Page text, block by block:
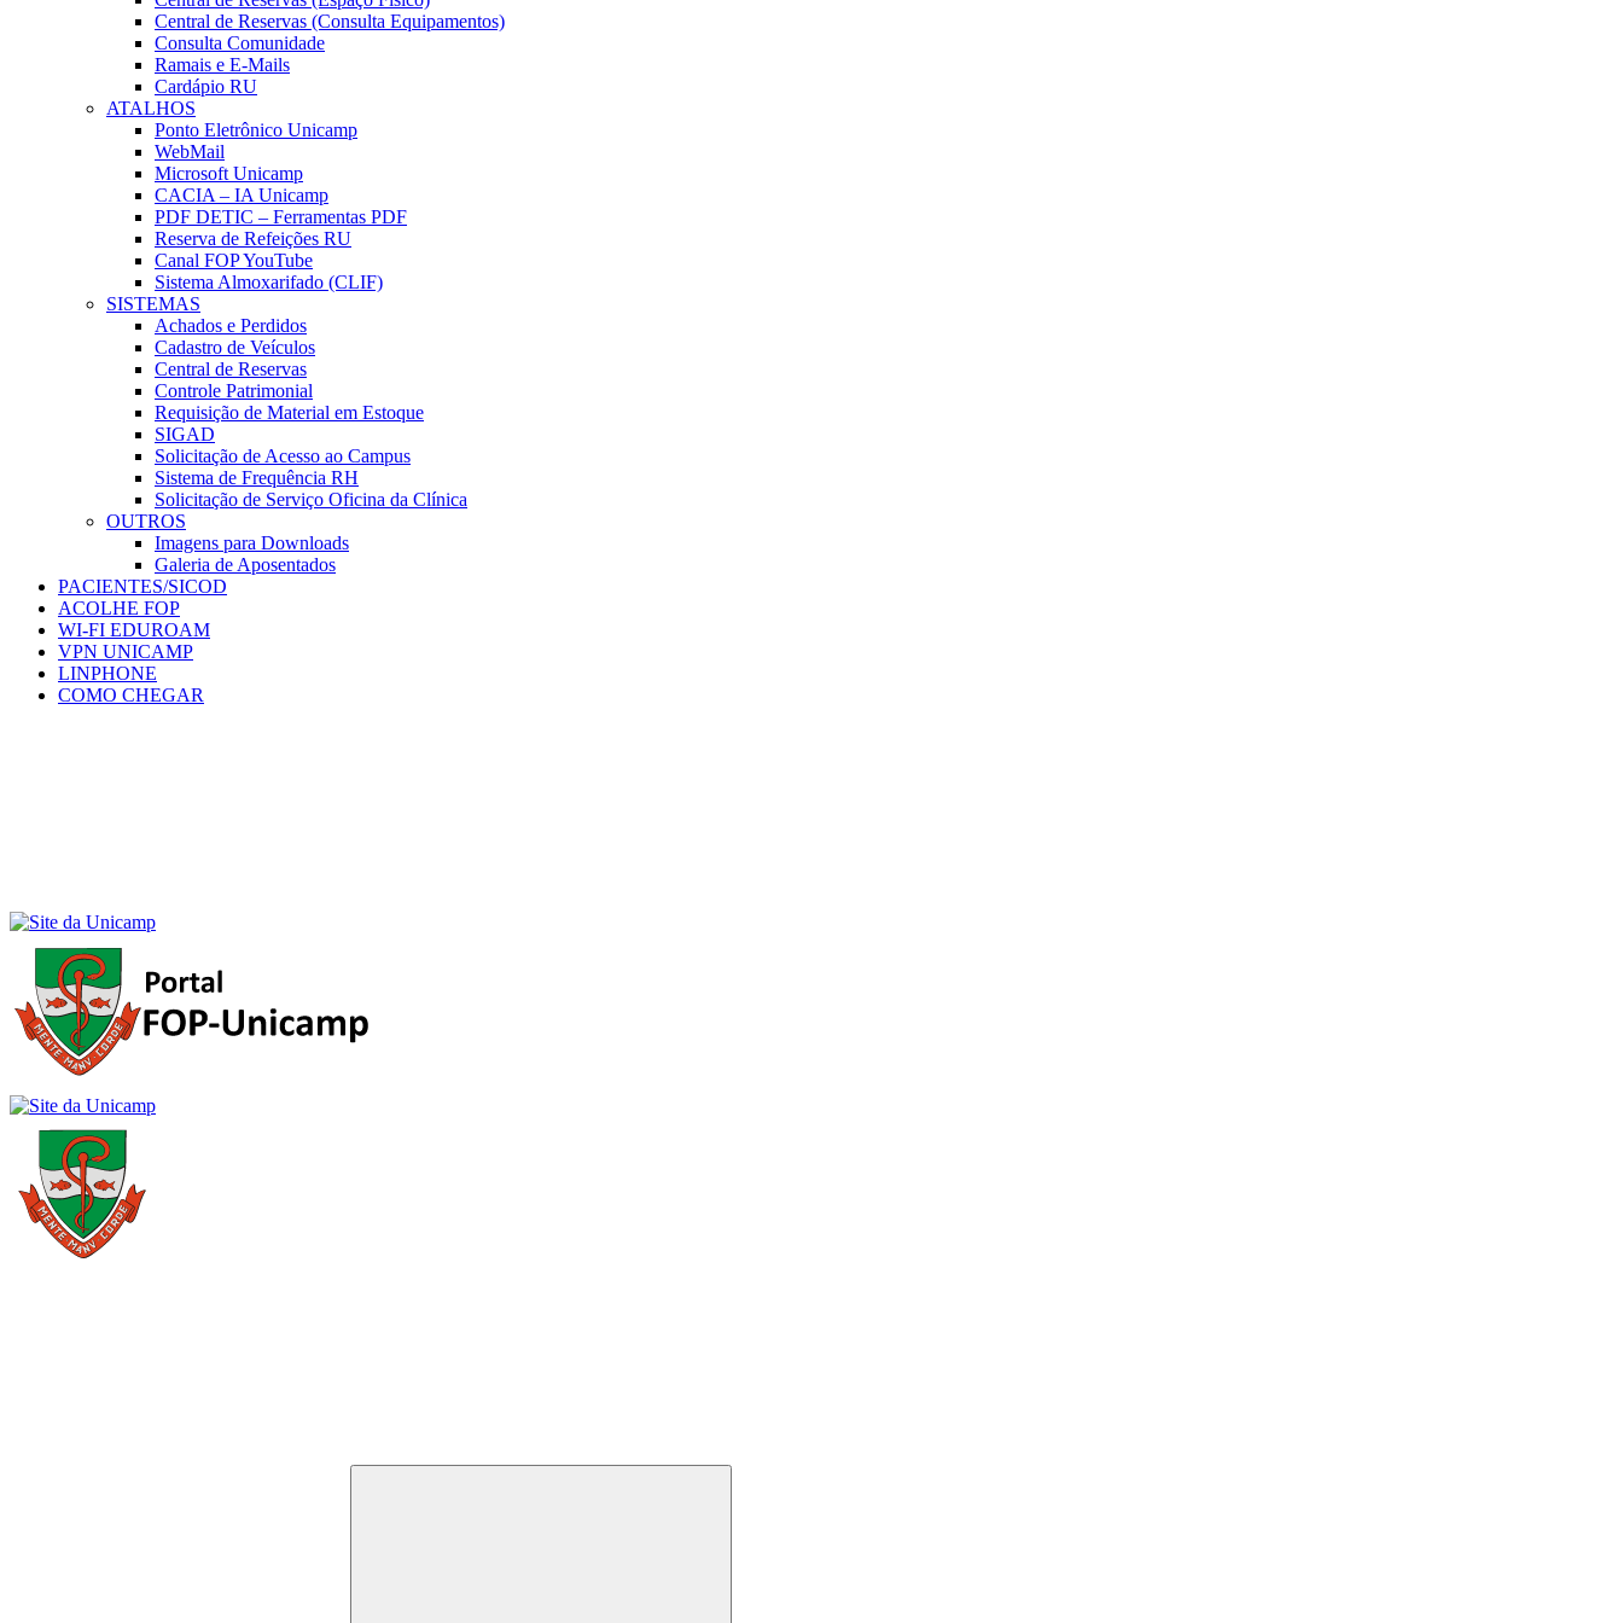
Central de Reservas (Consulta Equipamentos)
Consulta Comunidade
Ramais e E-Mails
Cardápio RU
ATALHOS
Ponto Eletrônico Unicamp
WebMail
Microsoft Unicamp
CACIA – IA Unicamp
PDF DETIC – Ferramentas PDF
Reserva de Refeições RU
Canal FOP YouTube
Sistema Almoxarifado (CLIF)
SISTEMAS
Achados e Perdidos
Cadastro de Veículos
Central de Reservas
Controle Patrimonial
Requisição de Material em Estoque
SIGAD
Solicitação de Acesso ao Campus
Sistema de Frequência RH
Solicitação de Serviço Oficina da Clínica
OUTROS
Imagens para Downloads
Galeria de Aposentados
PACIENTES/SICOD
ACOLHE FOP
WI-FI EDUROAM
VPN UNICAMP
LINPHONE
COMO CHEGAR